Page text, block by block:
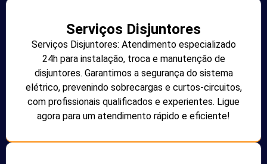
Serviços Disjuntores
Serviços Disjuntores: Atendimento especializado
24h para instalação, troca e manutenção de
disjuntores. Garantimos a segurança do sistema
elétrico, prevenindo sobrecargas e curtos-circuitos,
com profissionais qualificados e experientes. Ligue
agora para um atendimento rápido e eficiente!